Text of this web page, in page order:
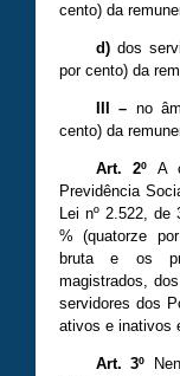
cento) da
d)dos
por cento) da
III – no
cento) da
Art. 2º A
Previdência
Lei nº 2.522, de
% (quatorze
bruta e os
magistrados,
servidores dos
ativos e inativos
Art. 3º